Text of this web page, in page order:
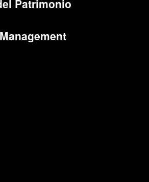
Patrimonio